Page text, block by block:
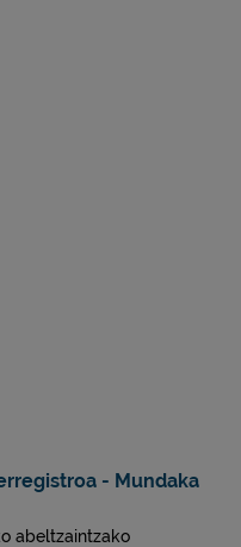
- Mundaka
abeltzaintzako